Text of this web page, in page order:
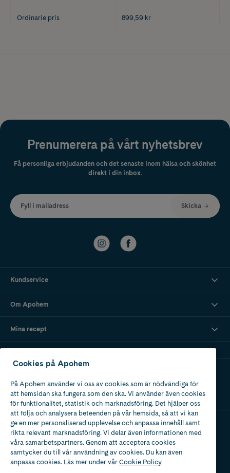
Ordinarie pris 899,59 kr
Prenumerera på vårt nyhetsbrev
Få personliga erbjudanden och det senaste inom hälsa och skönhet
direkt i din inbox.
Fyll i mailadress Skicka
Kundservice
Om Apohem
Mina recept
Apotek med tillstånd
av Läkemedelsverket
Cookies på Apohem
På Apohem använder vi oss av cookies som är nödvändiga för
att hemsidan ska fungera som den ska. Vi använder även cookies
för funktionalitet, statistik och marknadsföring. Det hjälper oss
att följa och analysera beteenden på vår hemsida, så att vi kan
ge en mer personaliserad upplevelse och anpassa innehåll samt
rikta relevant marknadsföring. Vi delar även informationen med
våra samarbetspartners. Genom att acceptera cookies
samtycker du till vår användning av cookies. Du kan även
anpassa cookies. Läs mer under vårCookie Policy